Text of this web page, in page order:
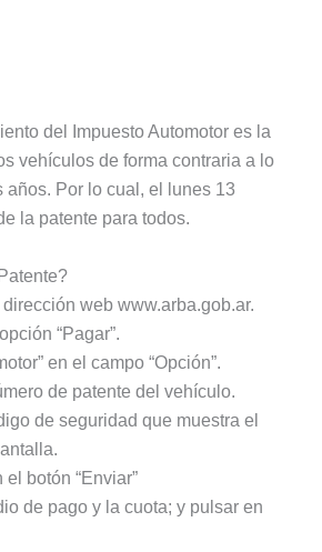
del Impuesto Automotor es la
vehículos de forma contraria a lo
años. Por lo cual, el lunes 13
la patente para todos.
web www.arba.gob.ar.
“Pagar”.
en el campo “Opción”.
de patente del vehículo.
de seguridad que muestra el
el botón “Enviar”
de pago y la cuota; y pulsar en